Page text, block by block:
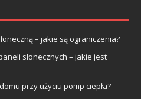
– jakie są ograniczenia?
słonecznych – jakie jest
przy użyciu pomp ciepła?